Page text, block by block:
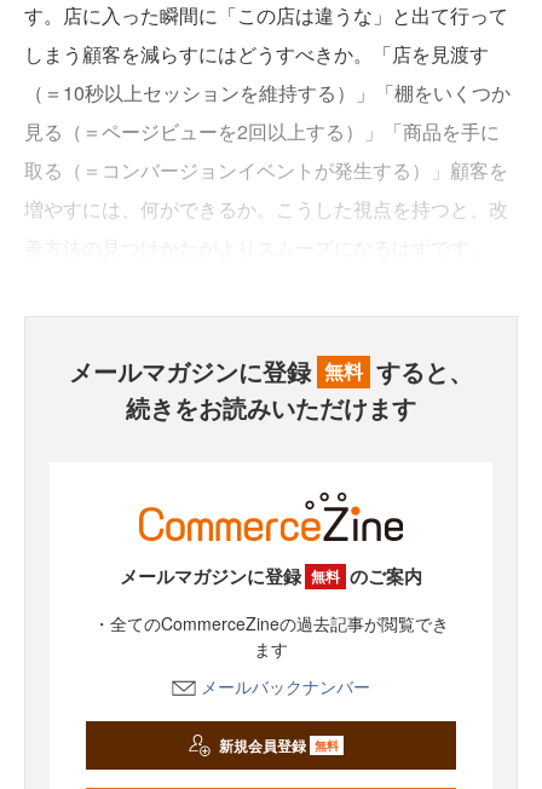
す。店に入った瞬間に「この店は違うな」と出て行って
しまう顧客を減らすにはどうすべきか。「店を見渡す
（＝10秒以上セッションを維持する）」「棚をいくつか
見る（＝ページビューを2回以上する）」「商品を手に
取る（＝コンバージョンイベントが発生する）」顧客を
増やすには、何ができるか。こうした視点を持つと、改
メールマガジンに登録 無料 すると、
続きをお読みいただけます
メールマガジンに登録 無料 のご案内
・全てのCommerceZineの過去記事が閲覧でき
ます
メールバックナンバー
新規会員登録 無料